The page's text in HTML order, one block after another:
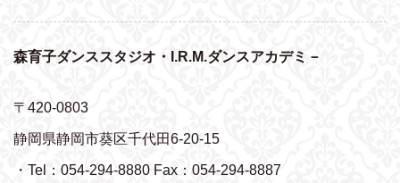
森育子ダンススタジオ・I.R.M.ダンスアカデミ－
〒420-0803
静岡県静岡市葵区千代田6-20-15
・Tel：054-294-8880 Fax：054-294-8887